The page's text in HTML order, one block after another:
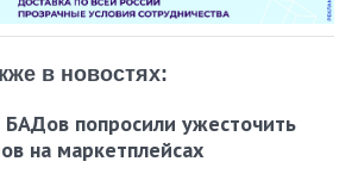
в новостях:
попросили ужесточить
на маркетплейсах